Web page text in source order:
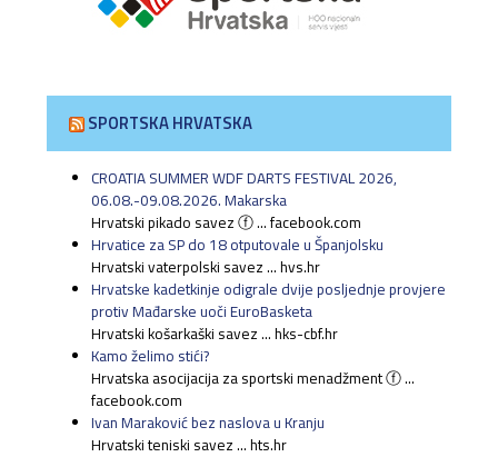
SPORTSKA HRVATSKA
CROATIA SUMMER WDF DARTS FESTIVAL 2026,
06.08.-09.08.2026. Makarska
Hrvatski pikado savez ⓕ ... facebook.com
Hrvatice za SP do 18 otputovale u Španjolsku
Hrvatski vaterpolski savez ... hvs.hr
Hrvatske kadetkinje odigrale dvije posljednje provjere
protiv Mađarske uoči EuroBasketa
Hrvatski košarkaški savez ... hks-cbf.hr
Kamo želimo stići?
Hrvatska asocijacija za sportski menadžment ⓕ ...
facebook.com
Ivan Maraković bez naslova u Kranju
Hrvatski teniski savez ... hts.hr